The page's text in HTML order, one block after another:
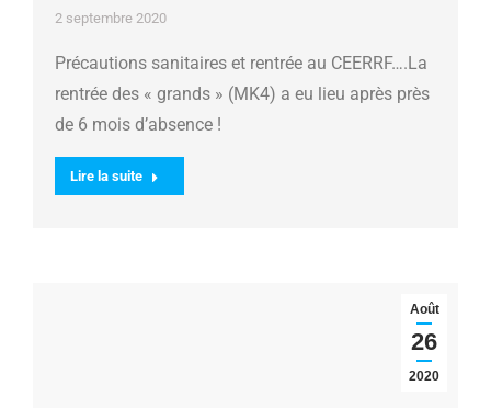
2 septembre 2020
Précautions sanitaires et rentrée au CEERRF….La
rentrée des « grands » (MK4) a eu lieu après près
de 6 mois d’absence !
Lire la suite
Août
26
2020